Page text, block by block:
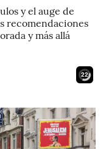
y el auge de
recomendaciones
y más allá
20